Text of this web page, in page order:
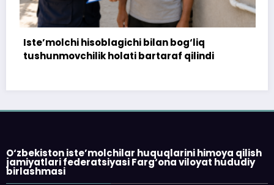
hisoblagichi bilan bog‘liq
holati bartaraf qilindi
172 million
O‘zbekiston iste’molchilar huquqlarini himoya qilish
jamiyatlari federatsiyasi Farg‘ona viloyat hududiy
birlashmasi